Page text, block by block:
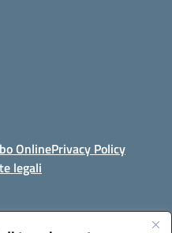
OnlinePrivacy Policy
legali